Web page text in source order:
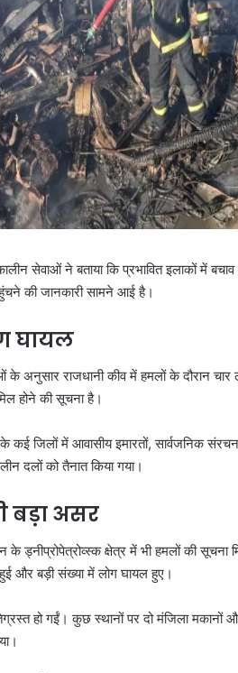
सेवाओं ने बताया कि प्रभावित इलाकों में
की जानकारी सामने आई है।
घायल
अनुसार राजधानी कीव में हमलों के दौरान
होने की सूचना है।
के कई जिलों में आवासीय इमारतों, सार्वजनिक
दलों को तैनात किया गया।
बड़ा असर
ड्नीप्रोपेत्रोव्स्क क्षेत्र में भी हमलों की सूचना
और बड़ी संख्या में लोग घायल हुए।
हो गईं। कुछ स्थानों पर दो मंजिला